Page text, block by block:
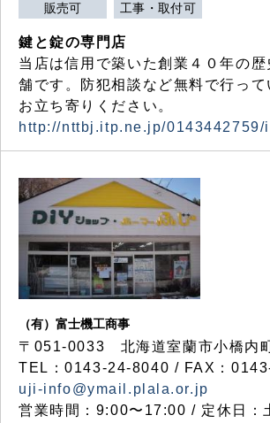
販売可 工事・取付可
鍵と錠の専門店
当店は信用で築いた創業４０年の
舗です。防犯相談など無料で行っ
お立ち寄りください。
http://nttbj.itp.ne.jp/0143442759/
（有）富士機工商事
〒051-0033 北海道室蘭市小橋内
TEL：0143-24-8040 / FAX：
uji-info@ymail.plala.or.jp
営業時間：9:00〜17:00 / 定休日：